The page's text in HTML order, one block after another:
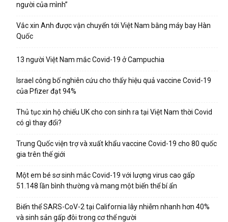
người của mình”
Vắc xin Anh được vận chuyển tới Việt Nam bằng máy bay Hàn
Quốc
13 người Việt Nam mắc Covid-19 ở Campuchia
Israel công bố nghiên cứu cho thấy hiệu quả vaccine Covid-19
của Pfizer đạt 94%
Thủ tục xin hộ chiếu UK cho con sinh ra tại Việt Nam thời Covid
có gì thay đổi?
Trung Quốc viện trợ và xuất khẩu vaccine Covid-19 cho 80 quốc
gia trên thế giới
Một em bé sơ sinh mắc Covid-19 với lượng virus cao gấp
51.148 lần bình thường và mang một biến thể bí ẩn
Biến thể SARS-CoV-2 tại California lây nhiễm nhanh hơn 40%
và sinh sản gấp đôi trong cơ thể người